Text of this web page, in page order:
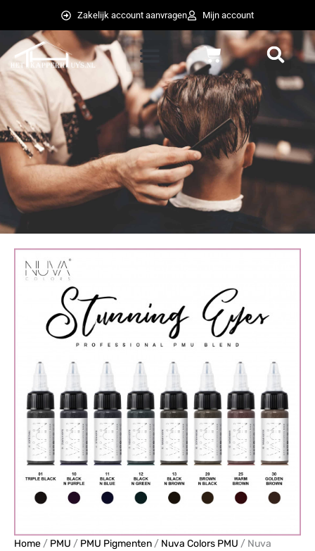
inhoud
Zakelijk account aanvragen Mijn account
Winkelwagen
Home / PMU / PMU Pigmenten / Nuva Colors PMU / Nuva